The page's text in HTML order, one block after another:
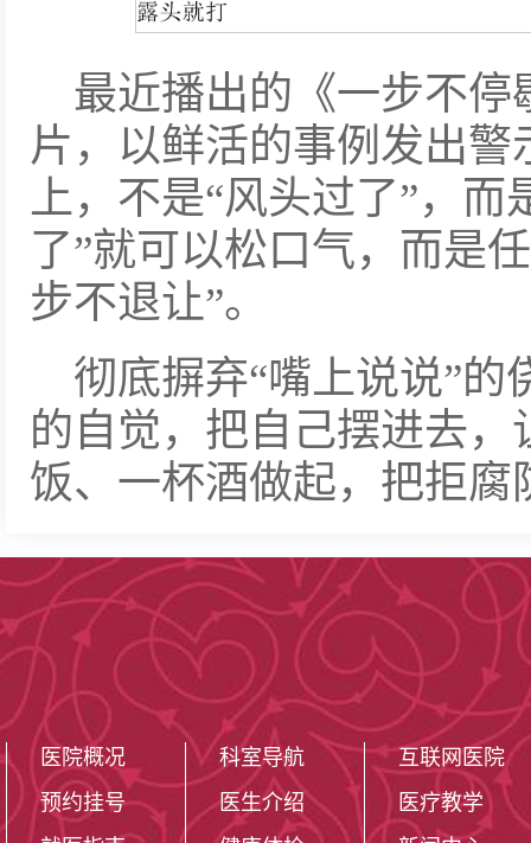
最近播出的《一步不
片，以鲜活的事例发出
上，不是“风头过了”，而
了”就可以松口气，而是
步不退让”。
彻底摒弃“嘴上说说”的
的自觉，把自己摆进去
饭、一杯酒做起，把拒
医院概况
预约挂号
科室导航
医生介绍
互联网医院
医疗教学